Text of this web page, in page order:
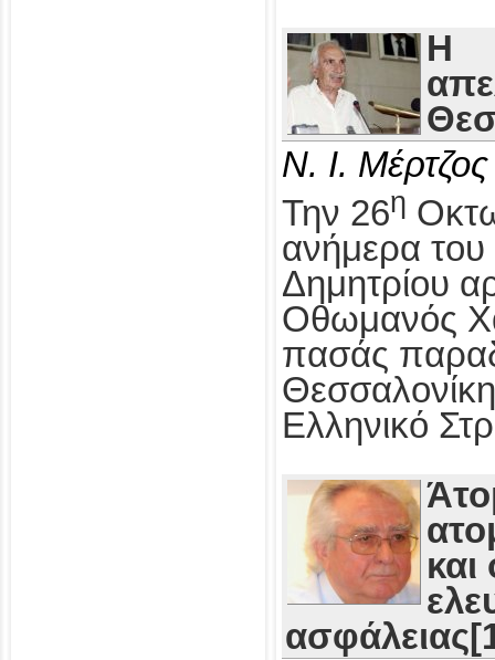
Η
Ν. Ι. Μέρτζος
Την 26η
ανήμερα του
Δημητρίου
Οθωμανός
πασάς
Ελληνικό